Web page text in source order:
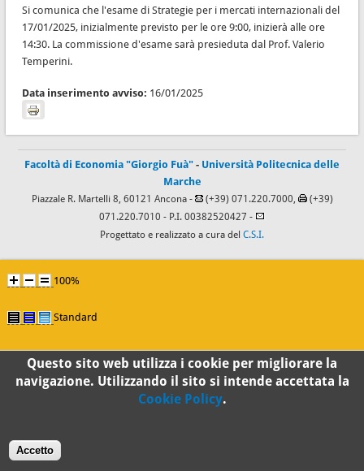
Si comunica che l'esame di Strategie per i mercati internazionali del
17/01/2025, inizialmente previsto per le ore 9:00, inizierà alle ore
14:30. La commissione d'esame sarà presieduta dal Prof. Valerio
Temperini.
Data inserimento avviso: 16/01/2025
Facoltà di Economia "Giorgio Fuà" - Università Politecnica delle
Marche
Piazzale R. Martelli 8, 60121 Ancona - (+39) 071.220.7000,
(+39)
071.220.7010 - P.I. 00382520427 -
Progettato e realizzato a cura del C.S.I.
100%
Standard
Questo sito web utilizza i cookie per migliorare la
navigazione. Utilizzando il sito si intende accettata la
Cookie Policy.
Accetto